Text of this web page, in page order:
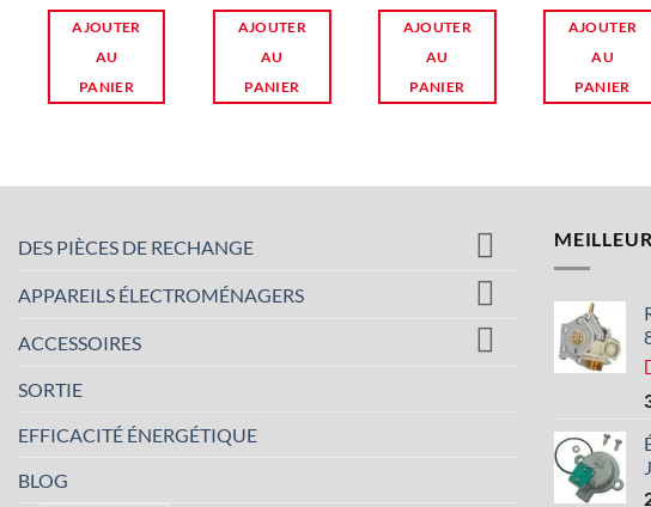
AJOUTER
AU
PANIER
AJOUTER
AU
PANIER
AJOUTER
AU
PANIER
AJOUTER
AU
PANIER
DES PIÈCES DE RECHANGE
APPAREILS ÉLECTROMÉNAGERS
ACCESSOIRES
SORTIE
EFFICACITÉ ÉNERGÉTIQUE
BLOG